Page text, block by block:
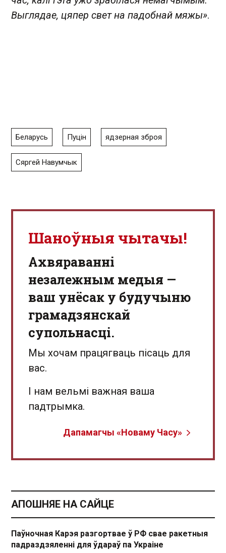
Выглядае, цяпер свет на падобнай мяжы».
Беларусь Пуцін ядзерная зброя
Сяргей Навумчык
Шаноўныя чытачы!
Aхвяраванні
незалежным медыя —
ваш унёсак у будучыню
грамадзянскай
супольнасці.
Мы хочам працягваць пісаць для
вас.
І нам вельмі важная ваша
падтрымка.
Дапамагчы «Новаму Часу»
АПОШНЯЕ НА САЙЦЕ
Паўночная Карэя разгортвае ў РФ свае ракетныя
падраздзяленні для ўдараў па Украіне